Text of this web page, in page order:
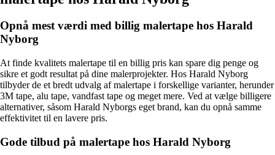
Opnå mest værdi med billig malertape hos Harald
Nyborg
At finde kvalitets malertape til en billig pris kan spare dig penge og
sikre et godt resultat på dine malerprojekter. Hos Harald Nyborg
tilbyder de et bredt udvalg af malertape i forskellige varianter, herunder
3M tape, alu tape, vandfast tape og meget mere. Ved at vælge billigere
alternativer, såsom Harald Nyborgs eget brand, kan du opnå samme
effektivitet til en lavere pris.
Gode tilbud på malertape hos Harald Nyborg